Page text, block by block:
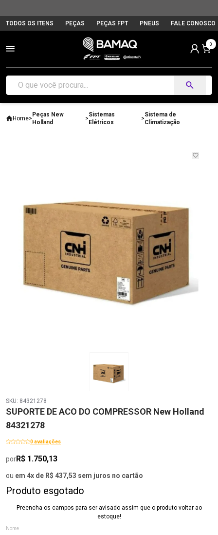
TODOS OS ITENS PEÇAS PEÇAS FPT PNEUS FALE CONOSCO
0
Home>
Peças New
Holland
>
Sistemas
Elétricos
>
Sistema de
Climatização
SKU: 84321278
SUPORTE DE ACO DO COMPRESSOR New Holland
84321278
0 avaliações
porR$ 1.750,13
ou em 4x de R$ 437,53 sem juros no cartão
Produto esgotado
Preencha os campos para ser avisado assim que o produto voltar ao
estoque!